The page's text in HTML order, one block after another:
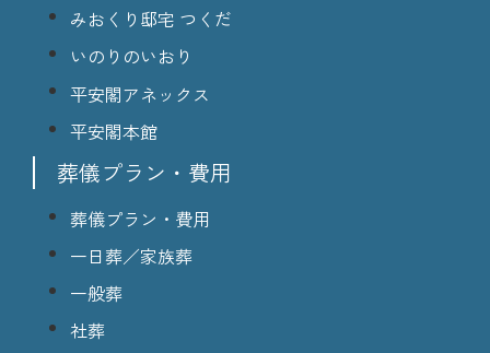
みおくり邸宅 つくだ
いのりのいおり
平安閣アネックス
平安閣本館
葬儀プラン・費用
葬儀プラン・費用
一日葬／家族葬
一般葬
社葬